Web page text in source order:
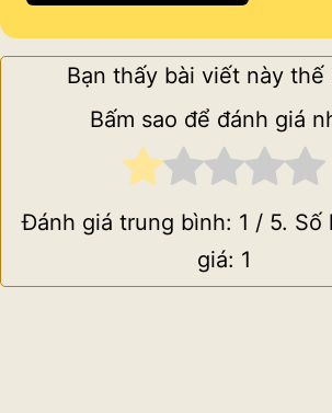
Bạn thấy bài viết này thế
Bấm sao để đánh giá
Đánh giá trung bình: 1 / 5. Số
giá: 1